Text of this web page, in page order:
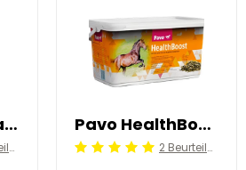
Pavo SandClear 2 kg
2 Beurteilung
Pavo HealthBoost 8 kg
Beoordeling: 5/5 2 Beurteilung